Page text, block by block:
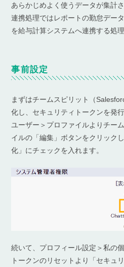
あらかじめよく使うデータが集計
連携処理ではレポートの勤怠デー
を給与計算システムへ連携する処
事前設定
まずはチームスピリット（
化し、セキュリティトークンを発行
ユーザー＞プロファイルよりチー
イルの「編集」ボタンをクリック
化」にチェックを入れます。
続いて、プロフィール設定＞私の
トークンのリセットより「セキュ